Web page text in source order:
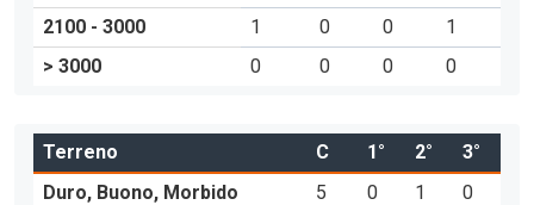
2100 - 3000
1 0 0
1
> 3000
0 0 0 0
Terreno C 1° 2°
3°
Duro, Buono, Morbido
5 0 1
0